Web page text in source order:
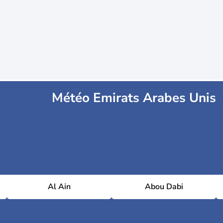
Météo Emirats Arabes Unis
Al Ain Abou Dabi